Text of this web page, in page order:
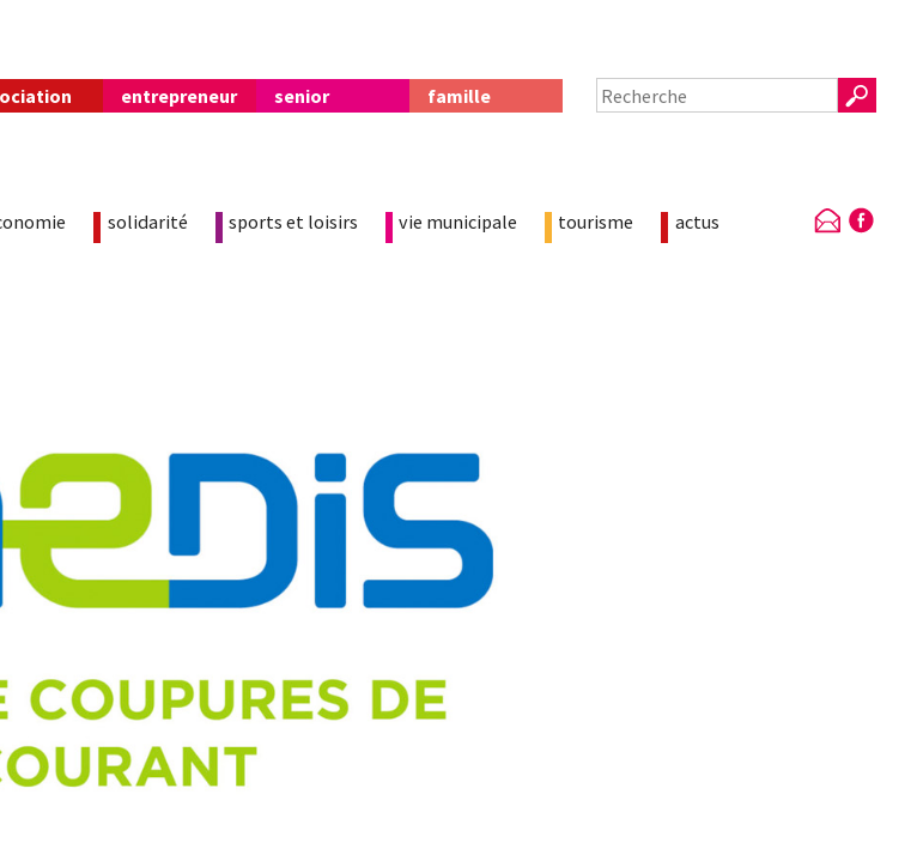
entrepreneur senior famille
solidarité sports et loisirs vie municipale tourisme actus